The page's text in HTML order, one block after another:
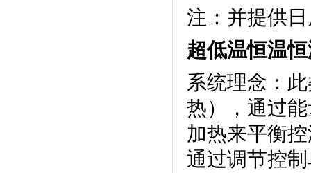
注：并提
超低温恒温
系统理念
热），通
加热来平衡控
通过调节控制